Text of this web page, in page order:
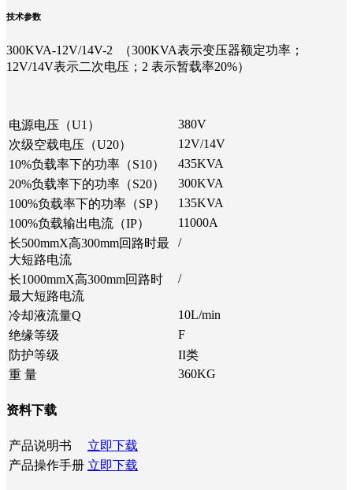
技术参数
300KVA-12V/14V-2 （300KVA表示变压器额定功率；
12V/14V表示二次电压；2 表示暂载率20%）
电源电压（U1）
380V
次级空载电压（U20）
12V/14V
10%负载率下的功率（S10）
435KVA
20%负载率下的功率（S20）
300KVA
100%负载率下的功率（SP）
135KVA
100%负载输出电流（IP）
11000A
长500mmX高300mm回路时最
大短路电流
/
长1000mmX高300mm回路时
最大短路电流
/
冷却液流量Q
10L/min
绝缘等级
F
防护等级
II类
重 量
360KG
资料下载
产品说明书
立即下载
产品操作手册 立即下载